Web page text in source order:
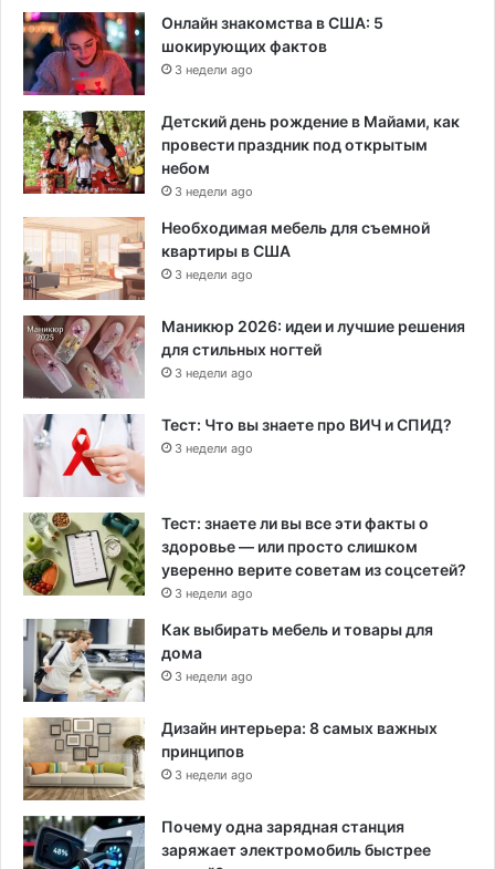
Онлайн знакомства в США: 5
шокирующих фактов
3 недели ago
Детский день рождение в Майами, как
провести праздник под открытым
небом
3 недели ago
Необходимая мебель для съемной
квартиры в США
3 недели ago
Маникюр 2026: идеи и лучшие решения
для стильных ногтей
3 недели ago
Тест: Что вы знаете про ВИЧ и СПИД?
3 недели ago
Тест: знаете ли вы все эти факты о
здоровье — или просто слишком
уверенно верите советам из соцсетей?
3 недели ago
Как выбирать мебель и товары для
дома
3 недели ago
Дизайн интерьера: 8 самых важных
принципов
3 недели ago
Почему одна зарядная станция
заряжает электромобиль быстрее